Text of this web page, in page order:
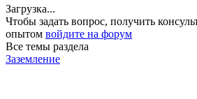
Загрузка...
Чтобы задать вопрос, получить
опытом войдите на форум
Все темы раздела
Заземление